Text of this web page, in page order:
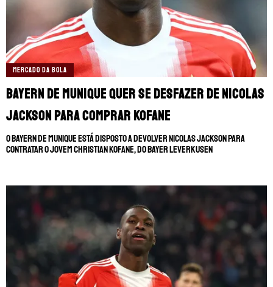
MERCADO DA BOLA
Bayern de Munique quer se desfazer de Nicolas
Jackson para comprar Kofane
O Bayern de Munique está disposto a devolver Nicolas Jackson para
contratar o jovem Christian Kofane, do Bayer Leverkusen